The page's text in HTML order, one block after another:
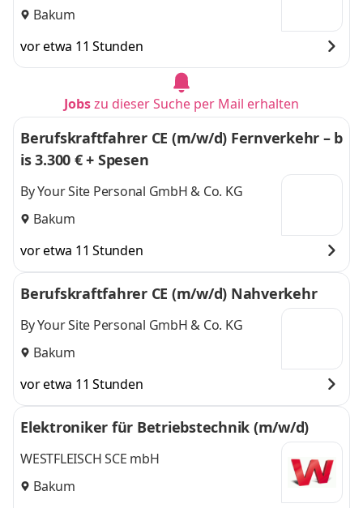
Bakum
vor etwa 11 Stunden
Jobszu dieser Suche per Mail erhalten
Berufskraftfahrer CE (m/w/d) Fernverkehr – b
is 3.300 € + Spesen
By Your Site Personal GmbH & Co. KG
Bakum
vor etwa 11 Stunden
Berufskraftfahrer CE (m/w/d) Nahverkehr
By Your Site Personal GmbH & Co. KG
Bakum
vor etwa 11 Stunden
Elektroniker für Betriebstechnik (m/w/d)
WESTFLEISCH SCE mbH
Bakum